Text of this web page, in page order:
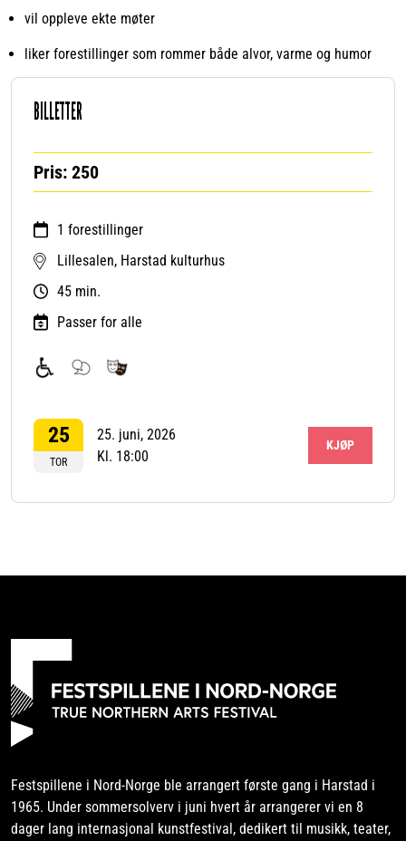
vil oppleve ekte møter
liker forestillinger som rommer både alvor, varme og humor
BILLETTER
Pris: 250
1 forestillinger
Lillesalen, Harstad kulturhus
45 min.
Passer for alle
debatt
25
TOR
25. juni, 2026
Kl. 18:00
KJØP
Festspillene i Nord-Norge ble arrangert første gang i Harstad i
1965. Under sommersolverv i juni hvert år arrangerer vi en 8
dager lang internasjonal kunstfestival, dedikert til musikk, teater,